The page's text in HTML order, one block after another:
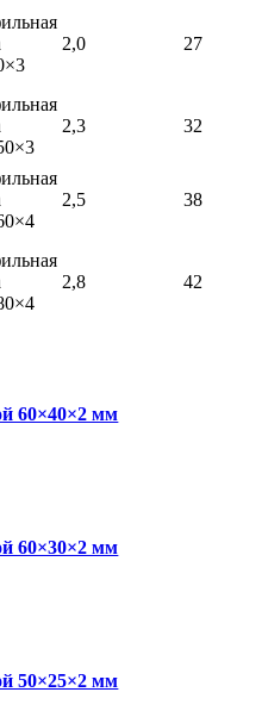
2,0 27
2,3 32
2,5 38
2,8 42
60×40×2 мм
60×30×2 мм
50×25×2 мм